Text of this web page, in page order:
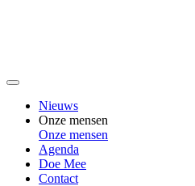
Nieuws
Onze mensen
Onze mensen
Agenda
Doe Mee
Contact